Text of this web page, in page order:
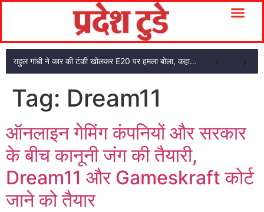
राहुल गांधी ने कार की टंकी खोलकर E20 पर हमला बोला, कहा- पूरी दाल ही काली है
Tag: Dream11
ऑनलाइन गेमिंग कंपनियों और सरकार
के बीच कानूनी जंग की तैयारी,
Dream11 और Gameskraft कोर्ट
जाने को तैयार